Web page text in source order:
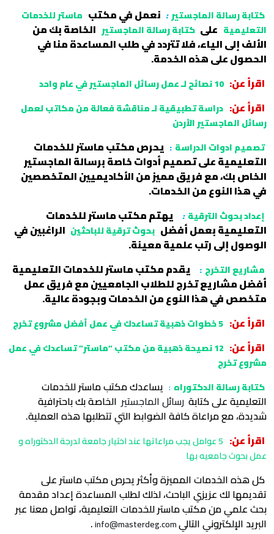
كتابة رسالة الماجستير : نعمل في مكتب ماستر للخدمات
التعليمية على كتابة رسالة الماجستير الخاصة بك من
الألف إلى الياء، فلا تتردد في طلب المساعدة منا في
الحصول على هذه الخدمة.
اقرأ عن: 10 نصائح لـ عمل رسائل الماجستير في عام واحد
اقرأ عن: دراسة تطبيقية لـ مناقشة فعالة من مكاتب لعمل
رسائل الماجستير الأردن
تصميم ادوات الدراسة : يحرص مكتب ماستر للخدمات
التعليمية على تصميم أدوات خاصة برسالة الماجستير
الخاص بك، مع فريق مميز من الأكاديميين المتخصصين
في هذا النوع من الخدمات.
إعداد بحوث الترقية : يهتم مكتب ماستر للخدمات
التعليمية بعمل أفضل بحوث ترقية للباحثين الراغبين في
الوصول إلى رتب علمية معينة.
مشاريع التخرج :
يقدم مكتب ماستر للخدمات التعليمية
أفضل مشاريع تخرج للطلاب الجامعيين مع فريق عمل
متخصص في هذا النوع من الخدمات وبجودة عالية.
اقرأ عن: 5 خطوات ذهبية تساعدك في عمل أفضل مشروع تخرج
اقرأ عن:
12 نصيحة ذهبية من مكتب “ماستر” تساعدك في عمل
مشروع تخرج
كتابة رسالة الدكتوراه : يساعدك مكتب ماستر للخدمات
التعليمية على كتابة رسائل الماجستير الخاصة بك باحترافية
شديدة، مع مراعاة كافة الضوابط التي تتطلبها هذه العملية.
اقرأ عن:
5 عوامل يجب مراعاتها عند اختيار جامعة لدرجة الدكتوراه و
عمل بحوث جامعيه بها
كل هذه الخدمات المميزة وأكثر يحرص مكتب ماستر على
تقديمها لك عزيزي الباحث، لذلك لطلب المساعدة إعداد مقدمة
بحث علمي من مكتب ماستر للخدمات التعليمية، تواصل معنا عبر
البريد الإلكتروني التاليinfo@masterdeg.com
.